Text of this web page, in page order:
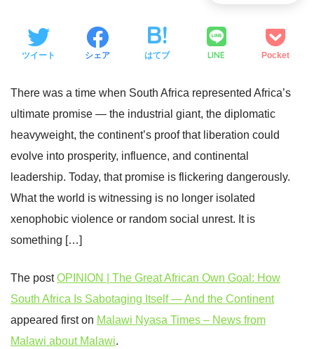
ツイート シェア はてブ LINE Pocket
There was a time when South Africa represented Africa’s
ultimate promise — the industrial giant, the diplomatic
heavyweight, the continent’s proof that liberation could
evolve into prosperity, influence, and continental
leadership. Today, that promise is flickering dangerously.
What the world is witnessing is no longer isolated
xenophobic violence or random social unrest. It is
something […]
The postOPINION | The Great African Own Goal: How
South Africa Is Sabotaging Itself — And the Continent
appeared first on Malawi Nyasa Times – News from
Malawi about Malawi.